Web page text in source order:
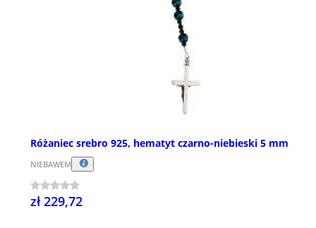
Różaniec srebro 925, hematyt czarno-niebieski 5 mm
NIEBAWEM
zł 229,72